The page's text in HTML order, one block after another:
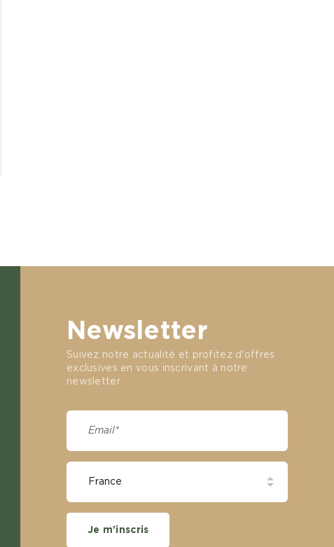
Newsletter
Suivez notre actualité et profitez d'offres
exclusives en vous inscrivant à notre
newsletter.
Je m'inscris